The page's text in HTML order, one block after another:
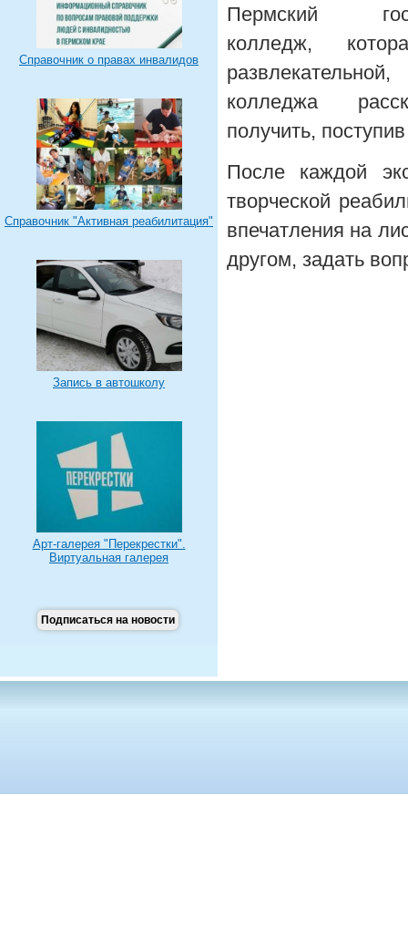
Справочник о правах инвалидов
Справочник "Активная реабилитация"
Запись в автошколу
Арт-галерея "Перекрестки".
Виртуальная галерея
Подписаться на новости
Пермский
колледж,
колледжа
получить,
После каждой
творческой
впечатления на
другом, задать